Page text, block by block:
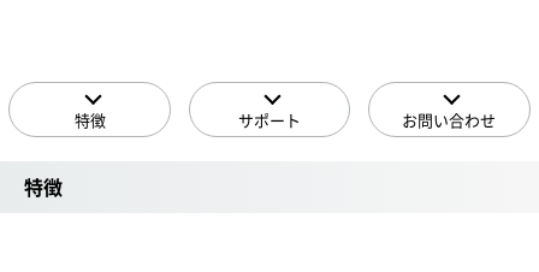
特徴 サポート お問い合わせ
特徴